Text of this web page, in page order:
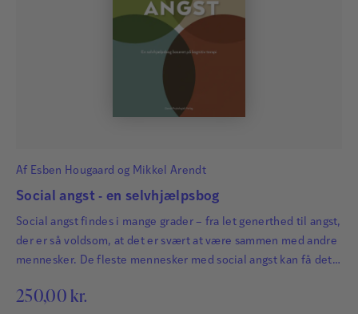
Af Esben Hougaard og Mikkel Arendt
Social angst - en selvhjælpsbog
Social angst findes i mange grader – fra let generthed til angst,
der er så voldsom, at det er svært at være sammen med andre
mennesker. De fleste mennesker med social angst kan få det
denne bog.
250,00 kr.